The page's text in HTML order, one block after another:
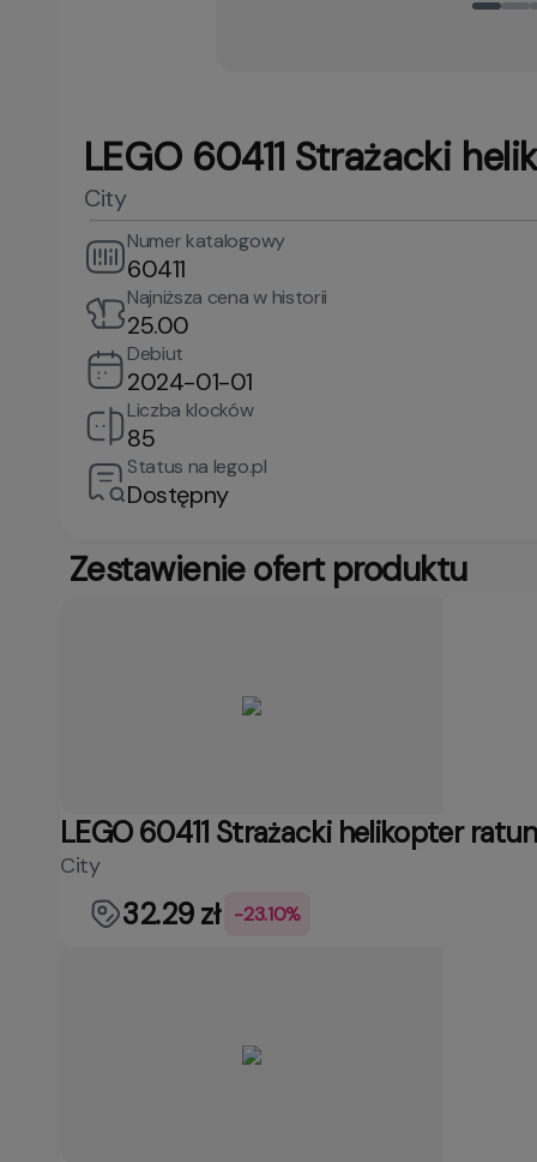
LEGO 60411 Strażacki
City
Numer katalogowy
60411
Najniższa cena w historii
25.00
Debiut
2024-01-01
Liczba klocków
85
Status na lego.pl
Dostępny
Zestawienie ofert produktu
LEGO 60411 Strażacki helikopter
City
32.29 zł -23.10%